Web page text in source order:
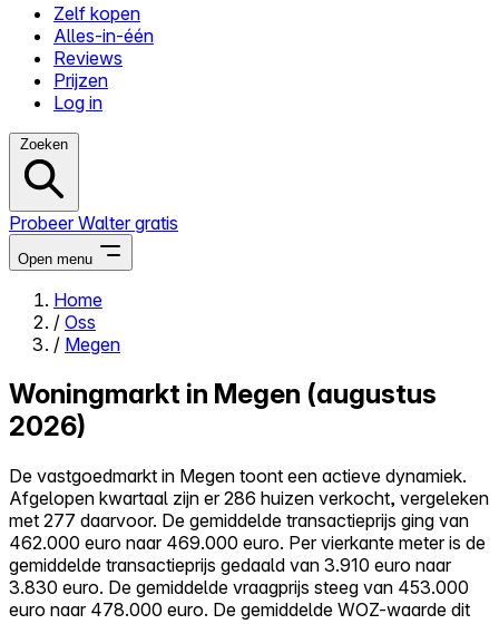
Zelf kopen
Alles-in-één
Reviews
Prijzen
Log in
Zoeken
Probeer Walter gratis
Open menu
Close menu
Alles-in-één
Reviews
Prijzen
Log in
Probeer Walter gratis
Home
/ Oss
/ Megen
Woningmarkt in Megen (augustus
2026)
De vastgoedmarkt in Megen toont een actieve dynamiek.
Afgelopen kwartaal zijn er 286 huizen verkocht, vergeleken
met 277 daarvoor. De gemiddelde transactieprijs ging van
462.000 euro naar 469.000 euro. Per vierkante meter is de
gemiddelde transactieprijs gedaald van 3.910 euro naar
3.830 euro. De gemiddelde vraagprijs steeg van 453.000
euro naar 478.000 euro. De gemiddelde WOZ-waarde dit